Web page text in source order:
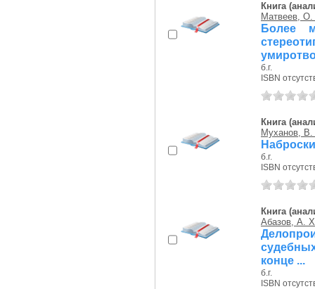
Книга
Матвеев,
Более
б.г.
ISBN
Книга
Муханов,
б.г.
ISBN
Книга
Абазов, А.
конце ...
б.г.
ISBN